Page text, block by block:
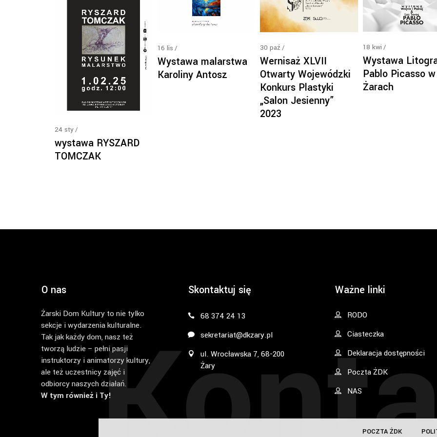
POCZTA ŻDK
24 sty
wystawa RYSZARD
TOMCZAK
16 lis
Wystawa malarstwa
Karoliny Antosz
30 paź
Wernisaż XLVII
Otwarty Wojewódzki
Konkurs Plastyki
„Salon Jesienny”
2023
18 kwi
Wystawa
Pablo Picasso w
Żarach
O nas
Żarski Dom Kultury to nie tylko
sekcje i wydarzenia kulturalne.
Tak jak każdy dom, nasz też
tworzą ludzie – pełni pasji
instruktorzy i animatorzy kultury,
ale też uczestnicy zajęć i
odbiorcy naszych działań.
W tym również i Ty!
Skontaktuj się
68 374 24 13
sekretariat@dkzary.pl
ul. Wrocławska 7, 68-200
Żary
Ważne linki
RODO
Ciasteczka
Deklaracja dostępności
Poczta ŻDK
NAS